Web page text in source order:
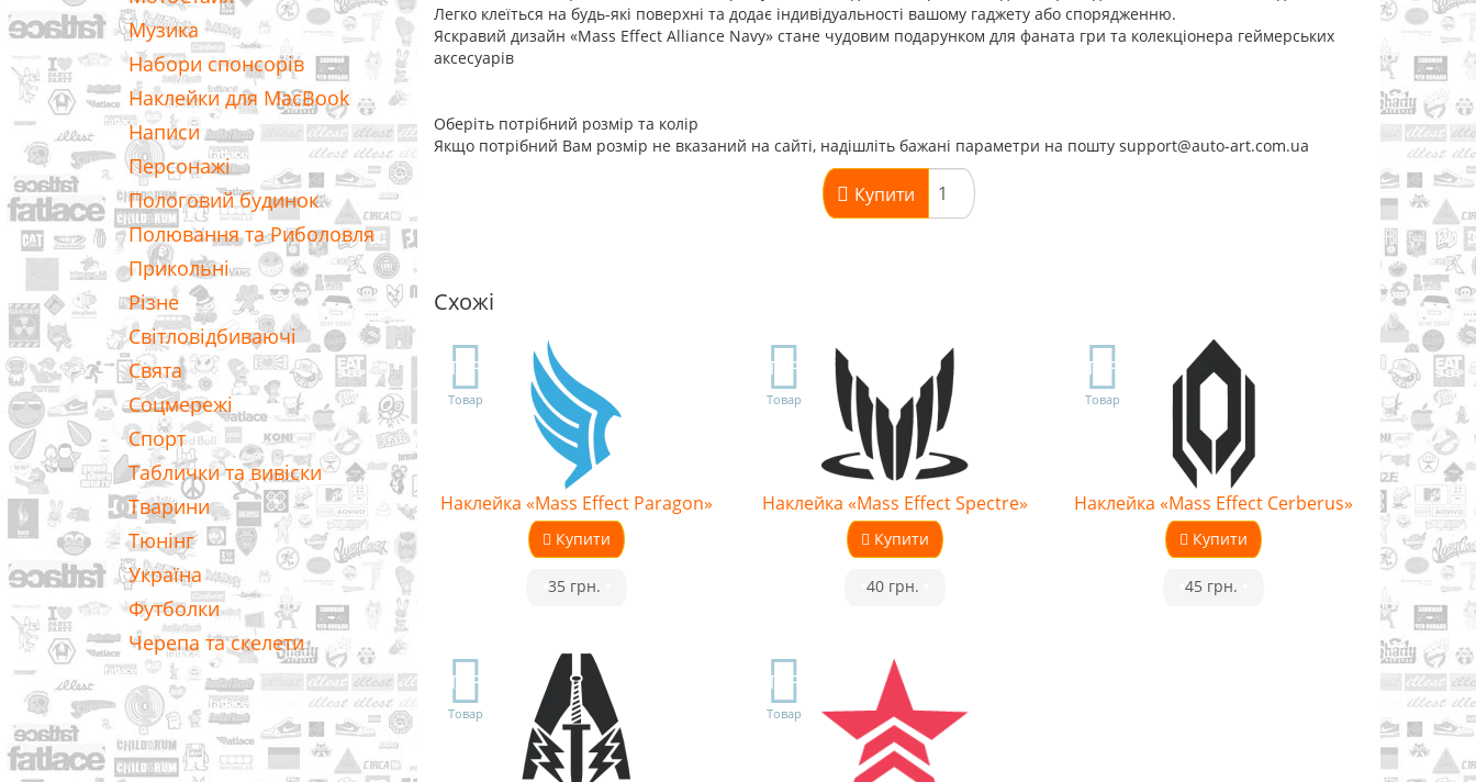
Музика
Набори спонсорів
Наклейки для MacBook
Написи
Персонажі
Пологовий будинок
Полювання та Риболовля
Прикольні
Різне
Світловідбиваючі
Свята
Соцмережі
Спорт
Таблички та вивіски
Тварини
Тюнінг
Україна
Футболки
Черепа та скелети
Легко клеїться на будь-які поверхні та додає індивідуальності вашому гаджету або спорядженню.
Яскравий дизайн «Mass Effect Alliance Navy» стане чудовим подарунком для фаната гри та колекціонера геймерських
аксесуарів
Оберіть потрібний розмір та колір
Якщо потрібний Вам розмір не вказаний на сайті, надішліть бажані параметри на пошту support@auto-art.com.ua
Купити
Схожі
TOP
Товар
Наклейка «Mass Effect Paragon»
Купити
35 грн.
TOP
Товар
Наклейка «Mass Effect Spectre»
Купити
40 грн.
TOP
Товар
Наклейка «Mass Effect Cerberus»
Купити
45 грн.
TOP
Товар
TOP
Товар